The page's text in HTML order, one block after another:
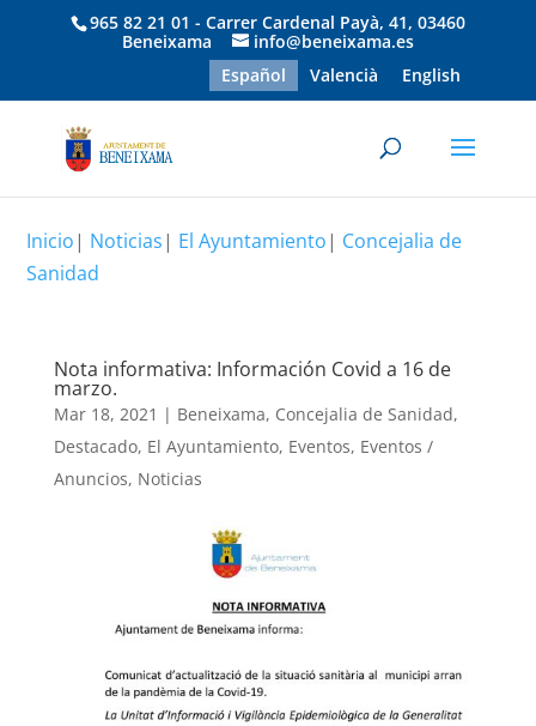
965 82 21 01 - Carrer Cardenal Payà, 41, 03460
Beneixama
info@beneixama.es
Español
Valencià English
Inicio| Noticias| El Ayuntamiento| Concejalia de
Sanidad
Nota informativa: Información Covid a 16 de
marzo.
Mar 18, 2021 | Beneixama, Concejalia de Sanidad,
Destacado, El Ayuntamiento, Eventos, Eventos /
Anuncios, Noticias